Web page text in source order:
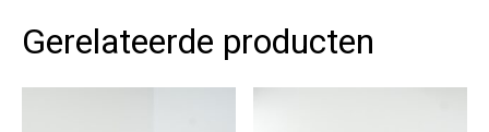
Gerelateerde producten